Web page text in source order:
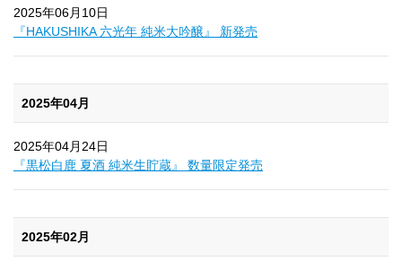
2025年06月10日
『HAKUSHIKA 六光年 純米大吟醸』 新発売
2025年04月
2025年04月24日
『黒松白鹿 夏酒 純米生貯蔵』 数量限定発売
2025年02月